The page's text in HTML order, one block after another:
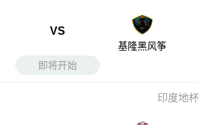
VS
基隆黑风筝
即将开始
印度地杯